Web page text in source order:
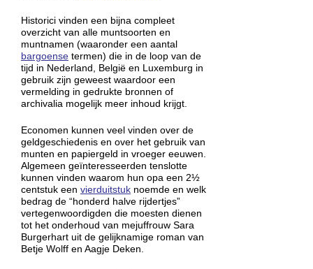
Historici vinden een bijna compleet
overzicht van alle muntsoorten en
muntnamen (waaronder een aantal
bargoense termen) die in de loop van de
tijd in Nederland, België en Luxemburg in
gebruik zijn geweest waardoor een
vermelding in gedrukte bronnen of
archivalia mogelijk meer inhoud krijgt.
Economen kunnen veel vinden over de
geldgeschiedenis en over het gebruik van
munten en papiergeld in vroeger eeuwen.
Algemeen geïnteresseerden tenslotte
kunnen vinden waarom hun opa een 2½
centstuk een vierduitstuk noemde en welk
bedrag de “honderd halve rijdertjes”
vertegenwoordigden die moesten dienen
tot het onderhoud van mejuffrouw Sara
Burgerhart uit de gelijknamige roman van
Betje Wolff en Aagje Deken.